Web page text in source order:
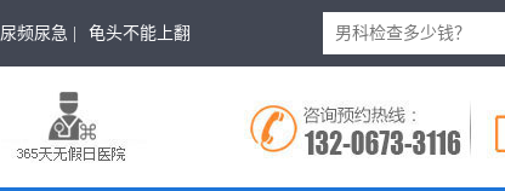
尿频尿急 | 龟头不能上翻